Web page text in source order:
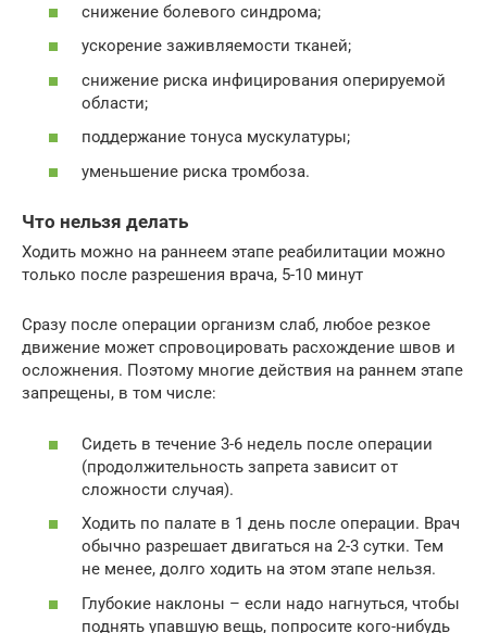
снижение болевого синдрома;
ускорение заживляемости тканей;
снижение риска инфицирования оперируемой
области;
поддержание тонуса мускулатуры;
уменьшение риска тромбоза.
Что нельзя делать
Ходить можно на раннеем этапе реабилитации можно
только после разрешения врача, 5-10 минут
Сразу после операции организм слаб, любое резкое
движение может спровоцировать расхождение швов и
осложнения. Поэтому многие действия на раннем этапе
запрещены, в том числе:
Сидеть в течение 3-6 недель после операции
(продолжительность запрета зависит от
сложности случая).
Ходить по палате в 1 день после операции. Врач
обычно разрешает двигаться на 2-3 сутки. Тем
не менее, долго ходить на этом этапе нельзя.
Глубокие наклоны – если надо нагнуться, чтобы
поднять упавшую вещь, попросите кого-нибудь